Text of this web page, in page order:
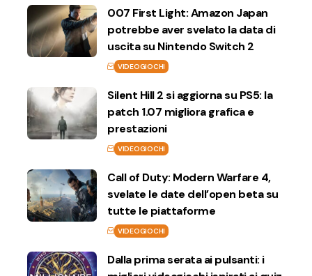
007 First Light: Amazon Japan
potrebbe aver svelato la data di
uscita su Nintendo Switch 2
VIDEOGIOCHI
Silent Hill 2 si aggiorna su PS5: la
patch 1.07 migliora grafica e
prestazioni
VIDEOGIOCHI
Call of Duty: Modern Warfare 4,
svelate le date dell’open beta su
tutte le piattaforme
VIDEOGIOCHI
Dalla prima serata ai pulsanti: i